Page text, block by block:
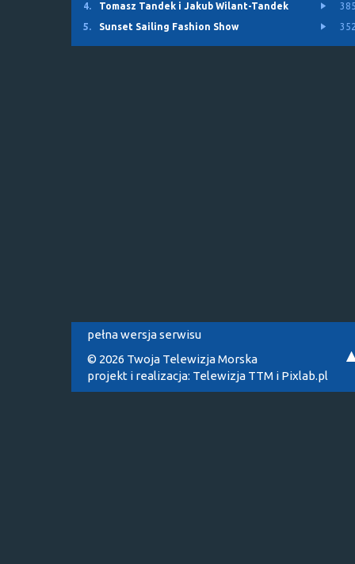
4.
Tomasz Tandek i Jakub Wilant-Tandek
5.
Sunset Sailing Fashion Show
pełna wersja serwisu
© 2026 Twoja Telewizja Morska
projekt i realizacja: Telewizja TTM i Pixlab.pl